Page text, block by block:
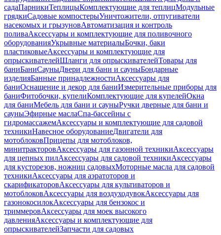
садаПарникиТеплицыКомплектующие для теплицМодульные
грядкиСадовые компостерыУничтожители, отпугиватели
насекомых и грызуновАвтоматизация и контроль
поливаАксессуары и комплектующие для поливочного
оборудованияУкрывные материалыБочки, баки
пластиковыеАксессуары и комплектующие для
опрыскивателейШланги для опрыскивателейТовары для
баниБаниСауныДвери для бани и сауныБондарные
изделияБанные принадлежностиАксессуары для
баниОснащение и декор для баниИзмерительные приборы для
баниФитобочки, купелиКомплектующие для купелейОкна
для баниМебель для бани и сауныРучки дверные для бани и
сауныЭфирные маслаСпа-бассейны с
гидромассажемАксессуары и комплектующие для садовой
техникиНавесное оборудованиеДвигатели для
мотоблоковПрицепы для мотоблоков,
минитракторовАксессуары для газонной техникиАксессуары
для цепных пилАксессуары для садовой техникиАксессуары
для кусторезов, ножниц садовыхМоторные масла для садовой
техникиАксессуары для аэратоторов и
скарификаторовАксессуары для культиваторов и
мотоблоковАксессуары для воздуходувокАксессуары для
газонокосилокАксессуары для бензокос и
триммеровАксессуары для моек высокого
давленияАксессуары и комплектующие для
опрыскивателейЗапчасти для садовых